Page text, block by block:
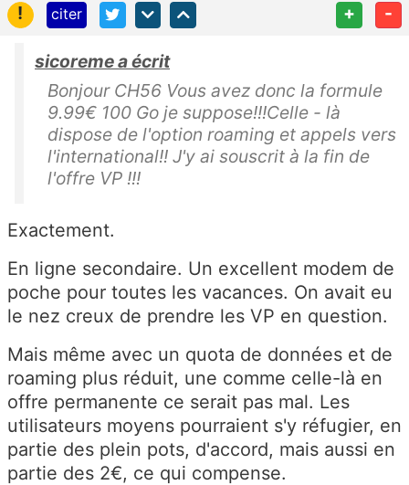
!
citer + -
sicoreme a écrit
Bonjour CH56 Vous avez donc la formule
9.99€ 100 Go je suppose!!!Celle - là
dispose de l'option roaming et appels vers
l'international!! J'y ai souscrit à la fin de
l'offre VP !!!
Exactement.
En ligne secondaire. Un excellent modem de
poche pour toutes les vacances. On avait eu
le nez creux de prendre les VP en question.
Mais même avec un quota de données et de
roaming plus réduit, une comme celle-là en
offre permanente ce serait pas mal. Les
utilisateurs moyens pourraient s'y réfugier, en
partie des plein pots, d'accord, mais aussi en
partie des 2€, ce qui compense.